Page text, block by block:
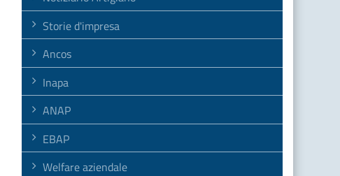
Storie d'impresa
Ancos
Inapa
ANAP
EBAP
Welfare aziendale